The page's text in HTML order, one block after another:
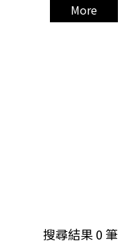
More
搜尋結果0筆